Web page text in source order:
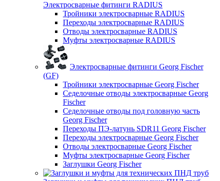
Электросварные фитинги RADIUS
Тройники электросварные RADIUS
Переходы электросварные RADIUS
Отводы электросварные RADIUS
Муфты электросварные RADIUS
Электросварные фитинги Georg Fischer
(GF)
Тройники электросварные Georg Fischer
Седелочные отводы электросварные Georg
Fischer
Седелочные отводы под головную часть
Georg Fischer
Переходы ПЭ-латунь SDR11 Georg Fischer
Переходы электросварные Georg Fischer
Отводы электросварные Georg Fischer
Муфты электросварные Georg Fischer
Заглушки Georg Fischer